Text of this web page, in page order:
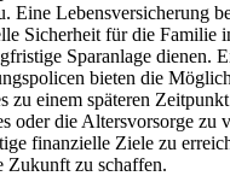
Eine Lebensversicherung
Sicherheit für die Familie
Sparanlage dienen.
bieten die
zu einem späteren
oder die Altersvorsorge zu
finanzielle Ziele zu
Zukunft zu schaffen.